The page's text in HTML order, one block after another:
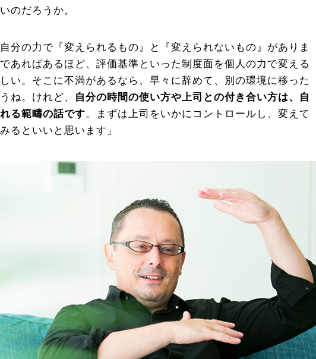
のだろうか。
自分の力で『変えられるもの』と『変えられないもの』がありま
あればあるほど、評価基準といった制度面を個人の力で変える
い。そこに不満があるなら、早々に辞めて、別の環境に移った
ね。けれど、
自分の時間の使い方や上司との付き合い方は、自
る範疇の話です。まずは上司をいかにコントロールし、変えて
るといいと思います」